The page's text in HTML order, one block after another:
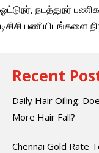
ஓட்டுநர், நடத்துநர்
டிசிசி பணியிடங்களை
Recent
Daily Hair Oiling:
More Hair Fall?
Chennai Gold Rate